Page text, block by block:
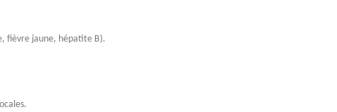
fièvre jaune, hépatite B).